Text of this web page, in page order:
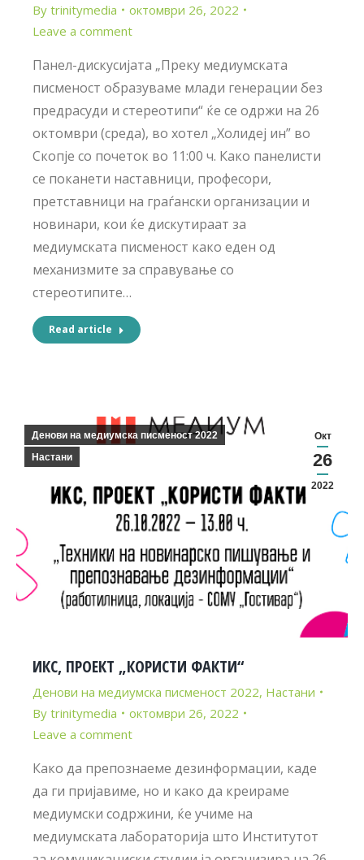
By trinitymedia
октомври 26, 2022
Leave a comment
Панел-дискусијата „Преку медиумската
писменост образуваме млади генерации без
предрасуди и стереотипи“ ќе се одржи на 26
октомври (среда), во хотел „Холидеј ин” во
Скопје со почеток во 11:00 ч. Како панелисти
се поканети наставници, професори,
претставници на граѓански организации и
новинари, кои ќе дискутираат за
медиумската писменост како еден од
механизмите за справување со
стереотипите…
Read article
Окт
26
2022
Денови на медиумска писменост 2022
Настани
ИКС, ПРОЕКТ „КОРИСТИ ФАКТИ“
Денови на медиумска писменост 2022, Настани
By trinitymedia
октомври 26, 2022
Leave a comment
Како да препознаеме дезинформации, каде
да ги пријавиме, но и како да креираме
медиумски содржини, ќе учиме на
медиумската лабораторија што Институтот